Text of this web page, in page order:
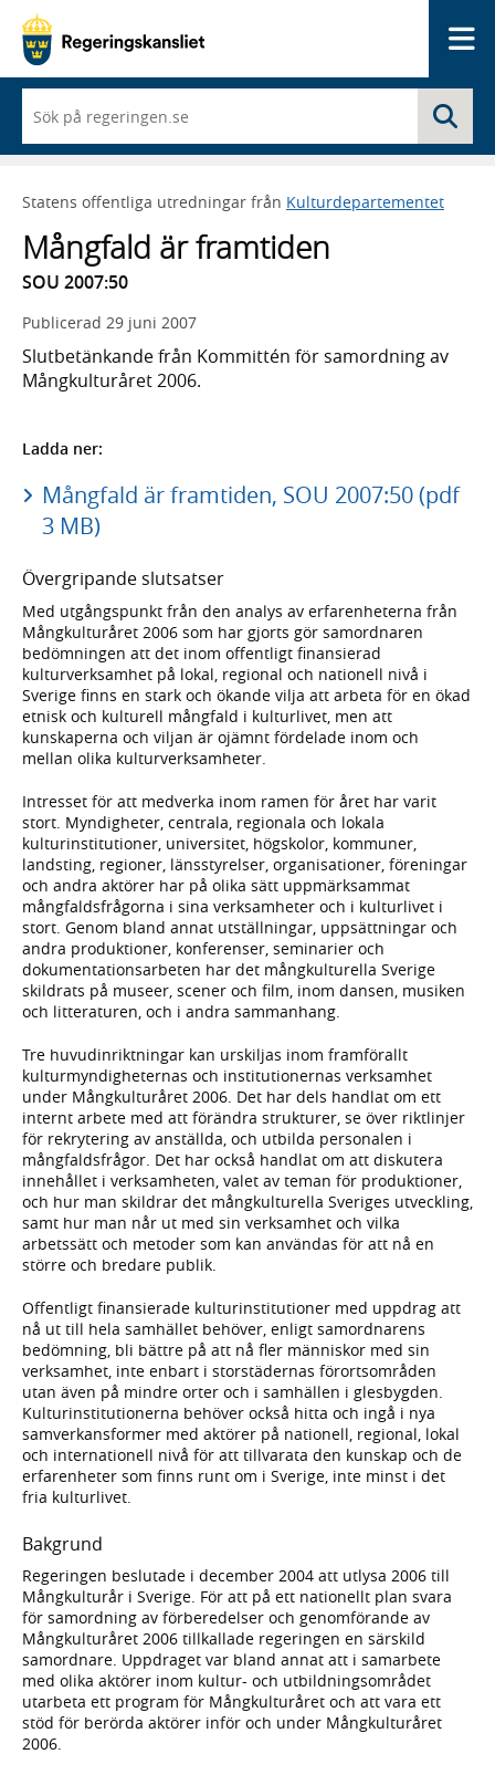
du
börjar
skriva
framträder
lista
med
sökförslag
Statens offentliga utredningar från Kulturdepartementet
Mångfald är framtiden
SOU 2007:50
Publicerad 29 juni 2007
Slutbetänkande från Kommittén för samordning av
Mångkulturåret 2006.
Ladda ner:
Mångfald är framtiden, SOU 2007:50 (pdf
3 MB)
Övergripande slutsatser
Med utgångspunkt från den analys av erfarenheterna från
Mångkulturåret 2006 som har gjorts gör samordnaren
bedömningen att det inom offentligt finansierad
kulturverksamhet på lokal, regional och nationell nivå i
Sverige finns en stark och ökande vilja att arbeta för en ökad
etnisk och kulturell mångfald i kulturlivet, men att
kunskaperna och viljan är ojämnt fördelade inom och
mellan olika kulturverksamheter.
Intresset för att medverka inom ramen för året har varit
stort. Myndigheter, centrala, regionala och lokala
kulturinstitutioner, universitet, högskolor, kommuner,
landsting, regioner, länsstyrelser, organisationer, föreningar
och andra aktörer har på olika sätt uppmärksammat
mångfaldsfrågorna i sina verksamheter och i kulturlivet i
stort. Genom bland annat utställningar, uppsättningar och
andra produktioner, konferenser, seminarier och
dokumentationsarbeten har det mångkulturella Sverige
skildrats på museer, scener och film, inom dansen, musiken
och litteraturen, och i andra sammanhang.
Tre huvudinriktningar kan urskiljas inom framförallt
kulturmyndigheternas och institutionernas verksamhet
under Mångkulturåret 2006. Det har dels handlat om ett
internt arbete med att förändra strukturer, se över riktlinjer
för rekrytering av anställda, och utbilda personalen i
mångfaldsfrågor. Det har också handlat om att diskutera
innehållet i verksamheten, valet av teman för produktioner,
och hur man skildrar det mångkulturella Sveriges utveckling,
samt hur man når ut med sin verksamhet och vilka
arbetssätt och metoder som kan användas för att nå en
större och bredare publik.
Offentligt finansierade kulturinstitutioner med uppdrag att
nå ut till hela samhället behöver, enligt samordnarens
bedömning, bli bättre på att nå fler människor med sin
verksamhet, inte enbart i storstädernas förortsområden
utan även på mindre orter och i samhällen i glesbygden.
Kulturinstitutionerna behöver också hitta och ingå i nya
samverkansformer med aktörer på nationell, regional, lokal
och internationell nivå för att tillvarata den kunskap och de
erfarenheter som finns runt om i Sverige, inte minst i det
fria kulturlivet.
Bakgrund
Regeringen beslutade i december 2004 att utlysa 2006 till
Mångkulturår i Sverige. För att på ett nationellt plan svara
för samordning av förberedelser och genomförande av
Mångkulturåret 2006 tillkallade regeringen en särskild
samordnare. Uppdraget var bland annat att i samarbete
med olika aktörer inom kultur- och utbildningsområdet
utarbeta ett program för Mångkulturåret och att vara ett
stöd för berörda aktörer inför och under Mångkulturåret
2006.